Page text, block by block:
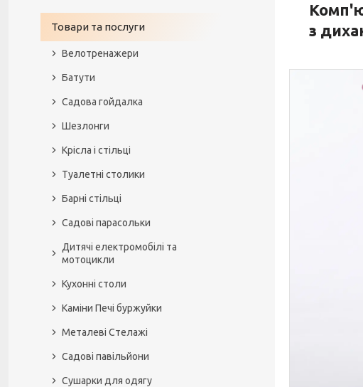
з
Товари та послуги
Велотренажери
Батути
Садова гойдалка
Шезлонги
Крісла і стільці
Туалетні столики
Барні стільці
Садові парасольки
Дитячі електромобілі та
мотоцикли
Кухонні столи
Каміни Печі буржуйки
Металеві Стелажі
Садові павільйони
Сушарки для одягу